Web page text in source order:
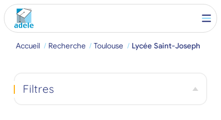
Accueil Recherche Toulouse Lycée Saint-Joseph
Filtres